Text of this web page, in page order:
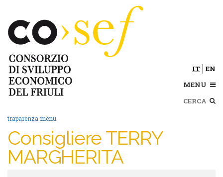
contenuto
principale
IT
EN
MENU
traparenza menu
Consigliere TERRY
MARGHERITA